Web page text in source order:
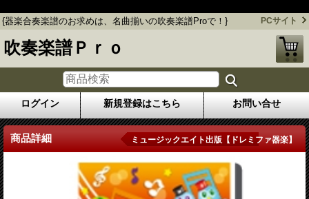
{器楽合奏楽譜のお求めは、名曲揃いの吹奏楽譜Proで！} PCサイト
吹奏楽譜Ｐｒｏ
ログイン 新規登録はこちら お問い合せ
商品詳細 ミュージックエイト出版【ドレミファ器楽】